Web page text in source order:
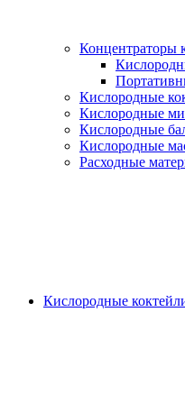
Концентраторы
Кислородные
Кислородные
Кислородные
Кислородные
Расходные
Кислородные